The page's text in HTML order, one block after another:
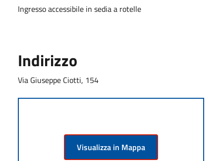
Ingresso accessibile in sedia a rotelle
Indirizzo
Via Giuseppe Ciotti, 154
Visualizza in Mappa